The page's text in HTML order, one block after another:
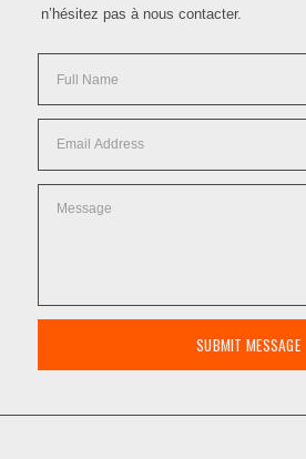
n’hésitez pas à nous contacter.
SUBMIT MESSAGE